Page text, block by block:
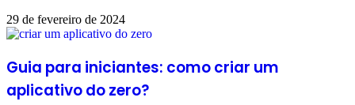
29 de fevereiro de 2024
Guia para iniciantes: como criar um
aplicativo do zero?